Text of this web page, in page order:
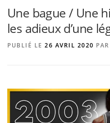
NOS VOYAGES
Une bague / Une
les adieux d’une
PUBLIÉ LE 26 AVRIL 2020 PAR